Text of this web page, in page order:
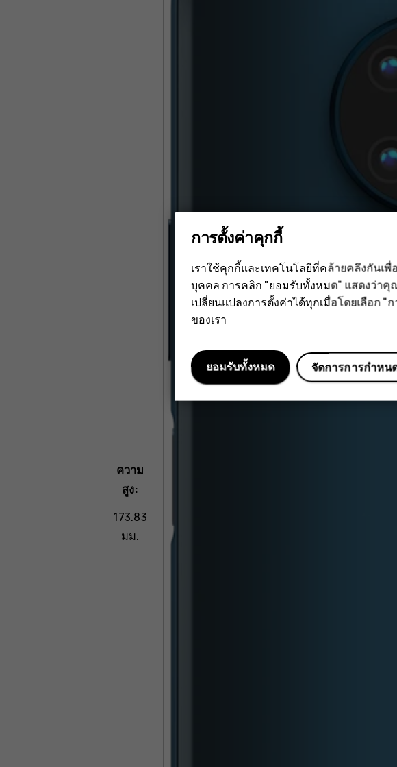
ความ
สูง:
173.83
มม.
การตั้งค่าคุกกี้
เราใช้คุกกี้และเทคโนโลยีที่คล้ายคลึงกัน
บุคคล การคลิก "ยอมรับทั้งหมด" แสดงว่า
เปลี่ยนแปลงการตั้งค่าได้ทุกเมื่อโดยเลือก "
ของเรา
จัดการการกำห
ยอมรับทั้งหมด